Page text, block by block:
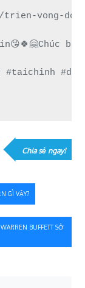
trien-vong-
#taichinh
Chia sẻ ngay!
GÌ VẬY?
BUFFETT SỞ